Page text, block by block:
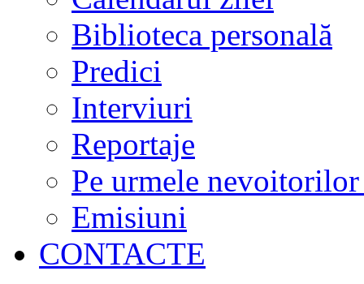
Biblioteca personală
Predici
Interviuri
Reportaje
Pe urmele nevoitorilor
Emisiuni
CONTACTE